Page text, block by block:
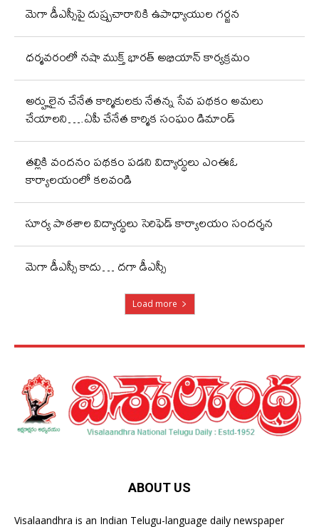
మెగా డీఎస్సీపై దుష్ప్రచారానికి ఉపాధ్యాయుల గర్జన
ధర్మవరంలో నషా ముక్త్ భారత్ అభియాన్ కార్యక్రమం
అర్హులైన చేనేత కార్మికులకు నేతన్న సేవ పథకం అమలు
చేయాలని….ఏపీ చేనేత కార్మిక సంఘం డిమాండ్
తల్లికి వందనం పథకం పడని విద్యార్థులు ఎంఈఓ
కార్యాలయంలో కలవండి
సూర్య పాఠశాల విద్యార్థులు సెరిఫెడ్ కార్యాలయం సందర్శన
మెగా డీఎస్సీ కాదు… దగా డీఎస్సీ
Load more
ABOUT US
Visalaandhra is an Indian Telugu-language daily newspaper